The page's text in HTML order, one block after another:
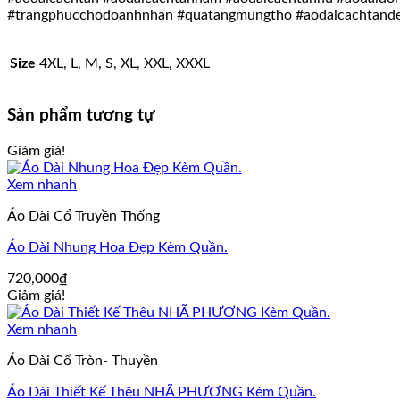
#trangphucchodoanhnhan #quatangmungtho
Size 4XL, L, M, S, XL, XXL, XXXL
Sản phẩm tương tự
Giảm giá!
Xem nhanh
Áo Dài Cổ Truyền Thống
Áo Dài Nhung Hoa Đẹp Kèm Quần.
720,000₫
Giảm giá!
Xem nhanh
Áo Dài Cổ Tròn- Thuyền
Áo Dài Thiết Kế Thêu NHÃ PHƯƠNG Kèm Quần.